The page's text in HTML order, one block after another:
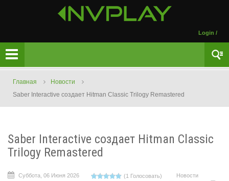
Login /
Главная
Новости
Saber Interactive создает Hitman Classic Trilogy Remastered
Saber Interactive создает Hitman Classic
Trilogy Remastered
Суббота, 06 Июня 2026 (1 Голосовать)
Новости